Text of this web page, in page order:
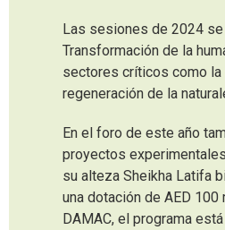
Las sesiones de 2024
Transformación de la
sectores críticos como la
regeneración de la
En el foro de este año
proyectos
su alteza Sheikha Latifa
una dotación de AED
DAMAC, el programa